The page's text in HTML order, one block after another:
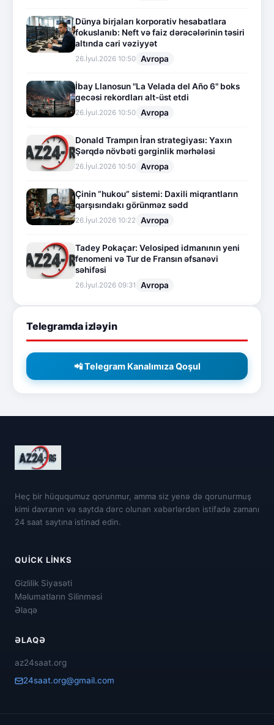
Dünya birjaları korporativ hesabatlara
fokuslanıb: Neft və faiz dərəcələrinin təsiri
altında cari vəziyyət
26.İyul.2026 10:50 Avropa
İbay Llanosun "La Velada del Año 6" boks
gecəsi rekordları alt-üst etdi
26.İyul.2026 10:50 Avropa
Donald Trampın İran strategiyası: Yaxın
Şərqdə növbəti gərginlik mərhələsi
26.İyul.2026 10:50 Avropa
Çinin “hukou” sistemi: Daxili miqrantların
qarşısındakı görünməz sədd
26.İyul.2026 10:22 Avropa
Tadey Pokaçar: Velosiped idmanının yeni
fenomeni və Tur de Fransın əfsanəvi
səhifəsi
26.İyul.2026 09:31 Avropa
Telegramda izləyin
📲 Telegram Kanalımıza Qoşul
Heç bir hüququmuz qorunmur, amma siz yenə də qorunurmuş
kimi davranın və saytda dərc olunan xəbərlərdən istifadə zamanı
24 saat saytına istinad edin.
QUICK LINKS
Gizlilik Siyasəti
Məlumatların Silinməsi
Əlaqə
ƏLAQƏ
az24saat.org
24saat.org@gmail.com